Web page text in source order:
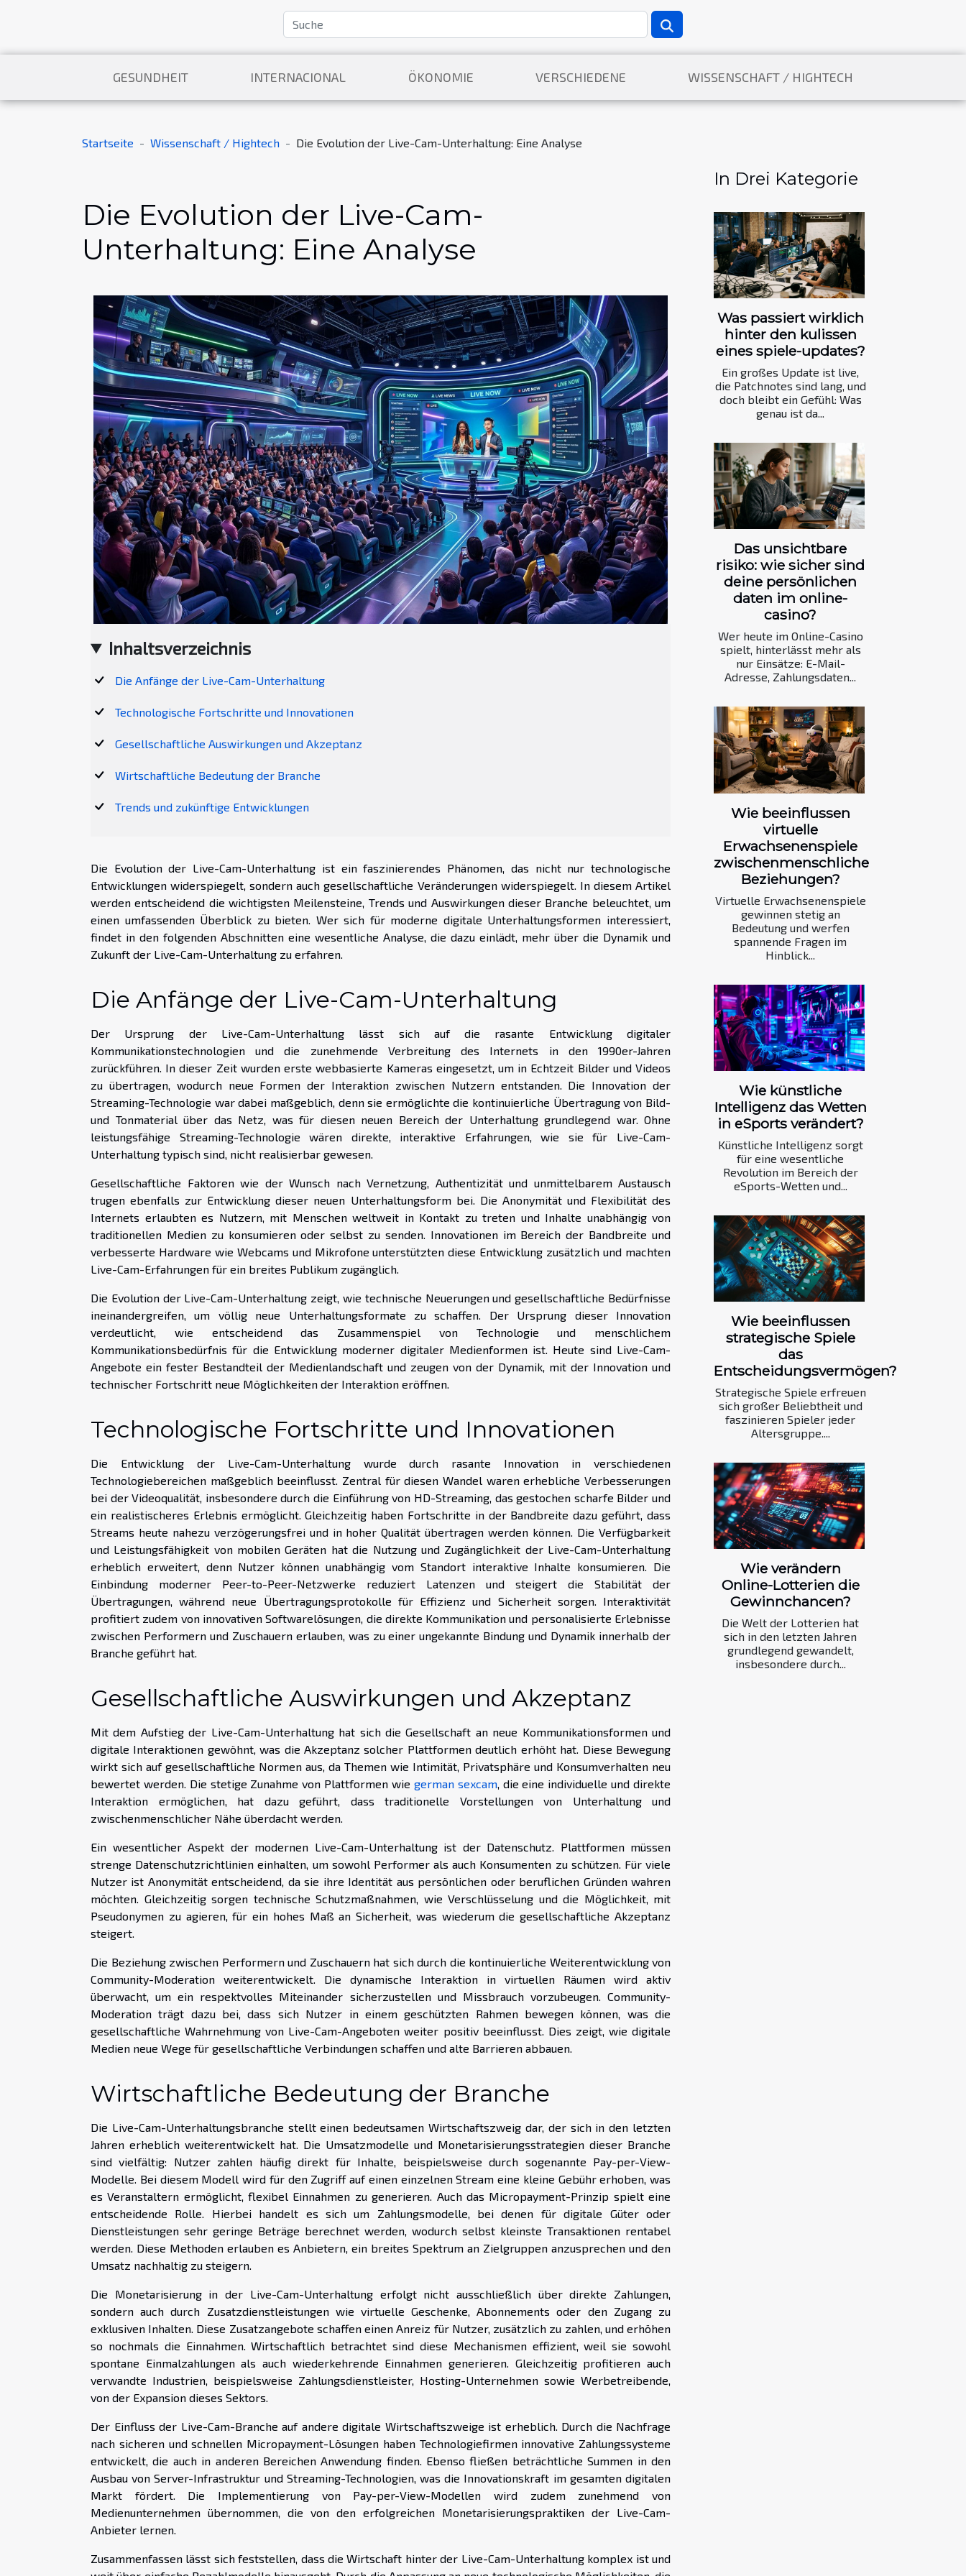
GESUNDHEIT INTERNACIONAL ÖKONOMIE VERSCHIEDENE WISSENSCHAFT / HIGHTECH
Startseite Wissenschaft / Hightech Die Evolution der Live-Cam-Unterhaltung: Eine Analyse
Die Evolution der Live-Cam-
Unterhaltung: Eine Analyse
Inhaltsverzeichnis
Die Anfänge der Live-Cam-Unterhaltung
Technologische Fortschritte und Innovationen
Gesellschaftliche Auswirkungen und Akzeptanz
Wirtschaftliche Bedeutung der Branche
Trends und zukünftige Entwicklungen
Die Evolution der Live-Cam-Unterhaltung ist ein faszinierendes Phänomen, das nicht nur technologische
Entwicklungen widerspiegelt, sondern auch gesellschaftliche Veränderungen widerspiegelt. In diesem Artikel
werden entscheidend die wichtigsten Meilensteine, Trends und Auswirkungen dieser Branche beleuchtet, um
einen umfassenden Überblick zu bieten. Wer sich für moderne digitale Unterhaltungsformen interessiert,
findet in den folgenden Abschnitten eine wesentliche Analyse, die dazu einlädt, mehr über die Dynamik und
Zukunft der Live-Cam-Unterhaltung zu erfahren.
Die Anfänge der Live-Cam-Unterhaltung
Der Ursprung der Live-Cam-Unterhaltung lässt sich auf die rasante Entwicklung digitaler
Kommunikationstechnologien und die zunehmende Verbreitung des Internets in den 1990er-Jahren
zurückführen. In dieser Zeit wurden erste webbasierte Kameras eingesetzt, um in Echtzeit Bilder und Videos
zu übertragen, wodurch neue Formen der Interaktion zwischen Nutzern entstanden. Die Innovation der
Streaming-Technologie war dabei maßgeblich, denn sie ermöglichte die kontinuierliche Übertragung von Bild-
und Tonmaterial über das Netz, was für diesen neuen Bereich der Unterhaltung grundlegend war. Ohne
leistungsfähige Streaming-Technologie wären direkte, interaktive Erfahrungen, wie sie für Live-Cam-
Unterhaltung typisch sind, nicht realisierbar gewesen.
Gesellschaftliche Faktoren wie der Wunsch nach Vernetzung, Authentizität und unmittelbarem Austausch
trugen ebenfalls zur Entwicklung dieser neuen Unterhaltungsform bei. Die Anonymität und Flexibilität des
Internets erlaubten es Nutzern, mit Menschen weltweit in Kontakt zu treten und Inhalte unabhängig von
traditionellen Medien zu konsumieren oder selbst zu senden. Innovationen im Bereich der Bandbreite und
verbesserte Hardware wie Webcams und Mikrofone unterstützten diese Entwicklung zusätzlich und machten
Live-Cam-Erfahrungen für ein breites Publikum zugänglich.
Die Evolution der Live-Cam-Unterhaltung zeigt, wie technische Neuerungen und gesellschaftliche Bedürfnisse
ineinandergreifen, um völlig neue Unterhaltungsformate zu schaffen. Der Ursprung dieser Innovation
verdeutlicht, wie entscheidend das Zusammenspiel von Technologie und menschlichem
Kommunikationsbedürfnis für die Entwicklung moderner digitaler Medienformen ist. Heute sind Live-Cam-
Angebote ein fester Bestandteil der Medienlandschaft und zeugen von der Dynamik, mit der Innovation und
technischer Fortschritt neue Möglichkeiten der Interaktion eröffnen.
Technologische Fortschritte und Innovationen
Die Entwicklung der Live-Cam-Unterhaltung wurde durch rasante Innovation in verschiedenen
Technologiebereichen maßgeblich beeinflusst. Zentral für diesen Wandel waren erhebliche Verbesserungen
bei der Videoqualität, insbesondere durch die Einführung von HD-Streaming, das gestochen scharfe Bilder und
ein realistischeres Erlebnis ermöglicht. Gleichzeitig haben Fortschritte in der Bandbreite dazu geführt, dass
Streams heute nahezu verzögerungsfrei und in hoher Qualität übertragen werden können. Die Verfügbarkeit
und Leistungsfähigkeit von mobilen Geräten hat die Nutzung und Zugänglichkeit der Live-Cam-Unterhaltung
erheblich erweitert, denn Nutzer können unabhängig vom Standort interaktive Inhalte konsumieren. Die
Einbindung moderner Peer-to-Peer-Netzwerke reduziert Latenzen und steigert die Stabilität der
Übertragungen, während neue Übertragungsprotokolle für Effizienz und Sicherheit sorgen. Interaktivität
profitiert zudem von innovativen Softwarelösungen, die direkte Kommunikation und personalisierte Erlebnisse
zwischen Performern und Zuschauern erlauben, was zu einer ungekannte Bindung und Dynamik innerhalb der
Branche geführt hat.
Gesellschaftliche Auswirkungen und Akzeptanz
Mit dem Aufstieg der Live-Cam-Unterhaltung hat sich die Gesellschaft an neue Kommunikationsformen und
digitale Interaktionen gewöhnt, was die Akzeptanz solcher Plattformen deutlich erhöht hat. Diese Bewegung
wirkt sich auf gesellschaftliche Normen aus, da Themen wie Intimität, Privatsphäre und Konsumverhalten neu
bewertet werden. Die stetige Zunahme von Plattformen wie german sexcam, die eine individuelle und direkte
Interaktion ermöglichen, hat dazu geführt, dass traditionelle Vorstellungen von Unterhaltung und
zwischenmenschlicher Nähe überdacht werden.
Ein wesentlicher Aspekt der modernen Live-Cam-Unterhaltung ist der Datenschutz. Plattformen müssen
strenge Datenschutzrichtlinien einhalten, um sowohl Performer als auch Konsumenten zu schützen. Für viele
Nutzer ist Anonymität entscheidend, da sie ihre Identität aus persönlichen oder beruflichen Gründen wahren
möchten. Gleichzeitig sorgen technische Schutzmaßnahmen, wie Verschlüsselung und die Möglichkeit, mit
Pseudonymen zu agieren, für ein hohes Maß an Sicherheit, was wiederum die gesellschaftliche Akzeptanz
steigert.
Die Beziehung zwischen Performern und Zuschauern hat sich durch die kontinuierliche Weiterentwicklung von
Community-Moderation weiterentwickelt. Die dynamische Interaktion in virtuellen Räumen wird aktiv
überwacht, um ein respektvolles Miteinander sicherzustellen und Missbrauch vorzubeugen. Community-
Moderation trägt dazu bei, dass sich Nutzer in einem geschützten Rahmen bewegen können, was die
gesellschaftliche Wahrnehmung von Live-Cam-Angeboten weiter positiv beeinflusst. Dies zeigt, wie digitale
Medien neue Wege für gesellschaftliche Verbindungen schaffen und alte Barrieren abbauen.
Wirtschaftliche Bedeutung der Branche
Die Live-Cam-Unterhaltungsbranche stellt einen bedeutsamen Wirtschaftszweig dar, der sich in den letzten
Jahren erheblich weiterentwickelt hat. Die Umsatzmodelle und Monetarisierungsstrategien dieser Branche
sind vielfältig: Nutzer zahlen häufig direkt für Inhalte, beispielsweise durch sogenannte Pay-per-View-
Modelle. Bei diesem Modell wird für den Zugriff auf einen einzelnen Stream eine kleine Gebühr erhoben, was
es Veranstaltern ermöglicht, flexibel Einnahmen zu generieren. Auch das Micropayment-Prinzip spielt eine
entscheidende Rolle. Hierbei handelt es sich um Zahlungsmodelle, bei denen für digitale Güter oder
Dienstleistungen sehr geringe Beträge berechnet werden, wodurch selbst kleinste Transaktionen rentabel
werden. Diese Methoden erlauben es Anbietern, ein breites Spektrum an Zielgruppen anzusprechen und den
Umsatz nachhaltig zu steigern.
Die Monetarisierung in der Live-Cam-Unterhaltung erfolgt nicht ausschließlich über direkte Zahlungen,
sondern auch durch Zusatzdienstleistungen wie virtuelle Geschenke, Abonnements oder den Zugang zu
exklusiven Inhalten. Diese Zusatzangebote schaffen einen Anreiz für Nutzer, zusätzlich zu zahlen, und erhöhen
so nochmals die Einnahmen. Wirtschaftlich betrachtet sind diese Mechanismen effizient, weil sie sowohl
spontane Einmalzahlungen als auch wiederkehrende Einnahmen generieren. Gleichzeitig profitieren auch
verwandte Industrien, beispielsweise Zahlungsdienstleister, Hosting-Unternehmen sowie Werbetreibende,
von der Expansion dieses Sektors.
Der Einfluss der Live-Cam-Branche auf andere digitale Wirtschaftszweige ist erheblich. Durch die Nachfrage
nach sicheren und schnellen Micropayment-Lösungen haben Technologiefirmen innovative Zahlungssysteme
entwickelt, die auch in anderen Bereichen Anwendung finden. Ebenso fließen beträchtliche Summen in den
Ausbau von Server-Infrastruktur und Streaming-Technologien, was die Innovationskraft im gesamten digitalen
Markt fördert. Die Implementierung von Pay-per-View-Modellen wird zudem zunehmend von
Medienunternehmen übernommen, die von den erfolgreichen Monetarisierungspraktiken der Live-Cam-
Anbieter lernen.
Zusammenfassen lässt sich feststellen, dass die Wirtschaft hinter der Live-Cam-Unterhaltung komplex ist und
In Drei Kategorie
Was passiert wirklich
hinter den kulissen
eines spiele-updates?
Ein großes Update ist live,
die Patchnotes sind lang, und
doch bleibt ein Gefühl: Was
genau ist da...
Das unsichtbare
risiko: wie sicher sind
deine persönlichen
daten im online-
casino?
Wer heute im Online-Casino
spielt, hinterlässt mehr als
nur Einsätze: E-Mail-
Adresse, Zahlungsdaten...
Wie beeinflussen
virtuelle
Erwachsenenspiele
zwischenmenschliche
Beziehungen?
Virtuelle Erwachsenenspiele
gewinnen stetig an
Bedeutung und werfen
spannende Fragen im
Hinblick...
Wie künstliche
Intelligenz das Wetten
in eSports verändert?
Künstliche Intelligenz sorgt
für eine wesentliche
Revolution im Bereich der
eSports-Wetten und...
Wie beeinflussen
strategische Spiele
das
Entscheidungsvermögen?
Strategische Spiele erfreuen
sich großer Beliebtheit und
faszinieren Spieler jeder
Altersgruppe....
Wie verändern
Online-Lotterien die
Gewinnchancen?
Die Welt der Lotterien hat
sich in den letzten Jahren
grundlegend gewandelt,
insbesondere durch...